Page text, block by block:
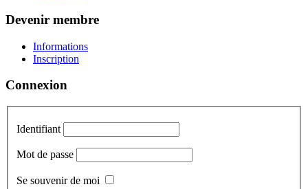
Devenir membre
Informations
Inscription
Connexion
Identifiant
Mot de passe
Se souvenir de moi